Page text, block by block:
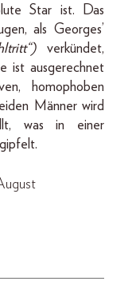
Star ist. Das
als Georges’
verkündet,
ist ausgerechnet
homophoben
Männer wird
was in einer